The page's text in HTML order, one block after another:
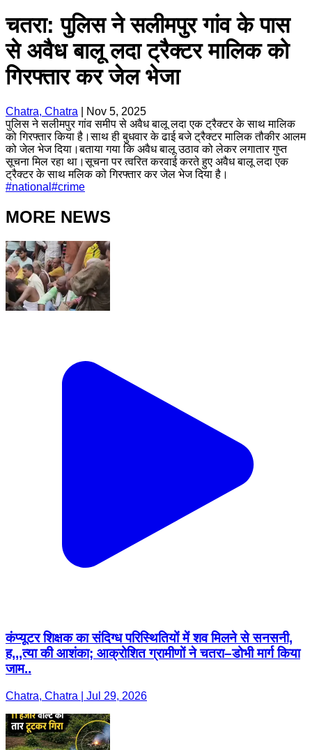
चतरा: पुलिस ने सलीमपुर गांव के पास
से अवैध बालू लदा ट्रैक्टर मालिक को
गिरफ्तार कर जेल भेजा
Chatra, Chatra
Nov 5, 2025
पुलिस ने सलीमपुर गांव समीप से अवैध बालू लदा एक ट्रैक्टर के साथ मालिक
को गिरफ्तार किया है।साथ ही बुधवार के ढाई बजे ट्रैक्टर मालिक तौकीर आलम
को जेल भेज दिया।बताया गया कि अवैध बालू उठाव को लेकर लगातार गुप्त
सूचना मिल रहा था।सूचना पर त्वरित करवाई करते हुए अवैध बालू लदा एक
ट्रैक्टर के साथ मलिक को गिरफ्तार कर जेल भेज दिया है।
#national #crime
MORE NEWS
कंप्यूटर शिक्षक का संदिग्ध परिस्थितियों में शव मिलने से सनसनी,
ह,,,त्या की आशंका; आक्रोशित ग्रामीणों ने चतरा–डोभी मार्ग किया
जाम..
Chatra, Chatra | Jul 29, 2026